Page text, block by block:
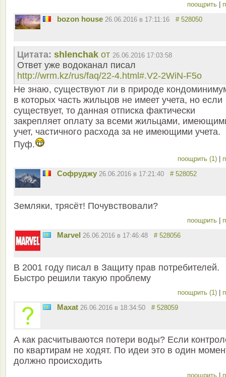
поощрить
bozon house 26.06.2016 в 17:11:16 # 528050
Цитата: shlenchak от 26.06.2016 17:03:58
Ответ уже водоканал писал
http://wrm.kz/rus/faq/22-4.html#.V2-2WiN-F5o
Не знаю, существуют ли в природе
в которых часть жильцов не имеет учета, но если
существует, то данная отписка фактически
закрепляет оплату за всеми жильцами,
учет, частичного расхода за не имеющими учета.
Пуф.
поощрить (1)
Софруджу 26.06.2016 в 17:21:40 # 528052
Земляки, трясёт! Почувствовали?
поощрить
Marvel 26.06.2016 в 17:46:48 # 528056
В 2001 году писал в Защиту прав потребителей.
Быстро решили такую проблему
поощрить (1)
Мaxat 26.06.2016 в 18:34:50 # 528059
А как расчитываются потери воды? Если
по квартирам не ходят. По идеи это в один
должно происходить
поощрить